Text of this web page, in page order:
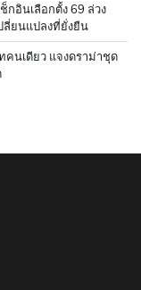
กอินเลือกตั้ง 69 ล่วง
ลี่ยนแปลงที่ยั่งยืน
คนเดียว แจงดราม่าชุด